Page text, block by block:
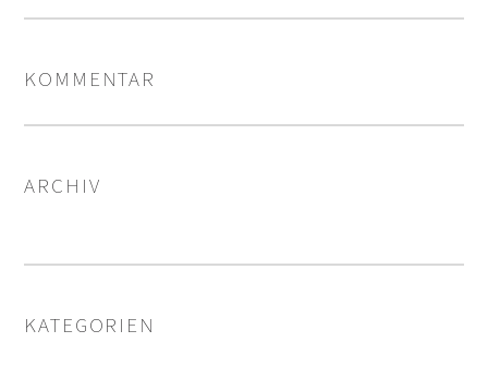
KOMMENTAR
ARCHIV
KATEGORIEN